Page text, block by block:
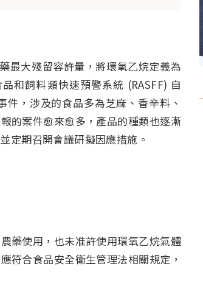
大殘留容許量，將環氧乙烷定義為
和飼料類快速預警系統 (RASFF) 自
，涉及的食品多為芝麻、香辛料、
的案件愈來愈多，產品的種類也逐漸
定期召開會議研擬因應措施。
使用，也未准許使用環氧乙烷氣體
符合食品安全衛生管理法相關規定，